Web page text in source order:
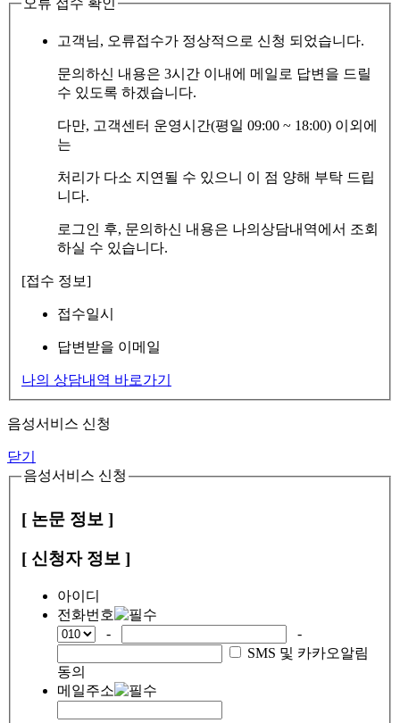
고객님, 오류접수가 정상적으로 신청 되었습니다.
문의하신 내용은 3시간 이내에 메일로 답변을 드릴
수 있도록 하겠습니다.
다만, 고객센터 운영시간(평일 09:00 ~ 18:00) 이외에
는
처리가 다소 지연될 수 있으니 이 점 양해 부탁 드립
니다.
로그인 후, 문의하신 내용은 나의상담내역에서 조회
하실 수 있습니다.
[접수 정보]
접수일시
답변받을 이메일
나의 상담내역 바로가기
음성서비스 신청
닫기
음성서비스 신청
[ 논문 정보 ]
[ 신청자 정보 ]
아이디
전화번호
-
-
SMS 및 카카오알림
동의
메일주소